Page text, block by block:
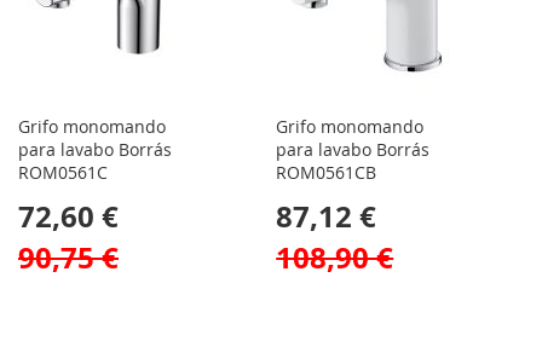
Grifo monomando
para lavabo Borrás
ROM0561C
72,60 €
90,75 €
Grifo monomando
para lavabo Borrás
ROM0561CB
87,12 €
108,90 €